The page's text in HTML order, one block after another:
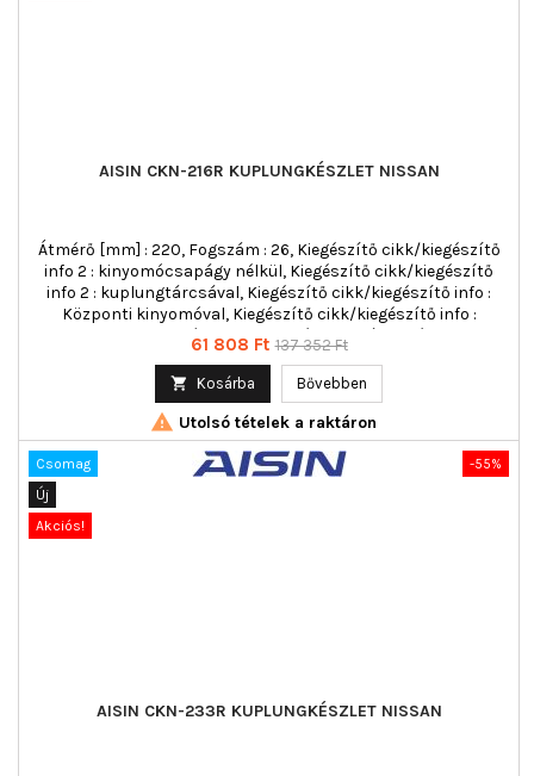
AISIN CKN-216R KUPLUNGKÉSZLET NISSAN
Átmérő [mm] : 220, Fogszám : 26, Kiegészítő cikk/kiegészítő
info 2 : kinyomócsapágy nélkül, Kiegészítő cikk/kiegészítő
info 2 : kuplungtárcsával, Kiegészítő cikk/kiegészítő info :
Központi kinyomóval, Kiegészítő cikk/kiegészítő info :
kuplung nyomólappal, többrészes : háromrészes
Ár
61 808 Ft Normál
137 352 Ft
 Kosárba Bővebben
 Utolsó tételek a raktáron
-55%
Csomag
Új
Akciós!
AISIN CKN-233R KUPLUNGKÉSZLET NISSAN